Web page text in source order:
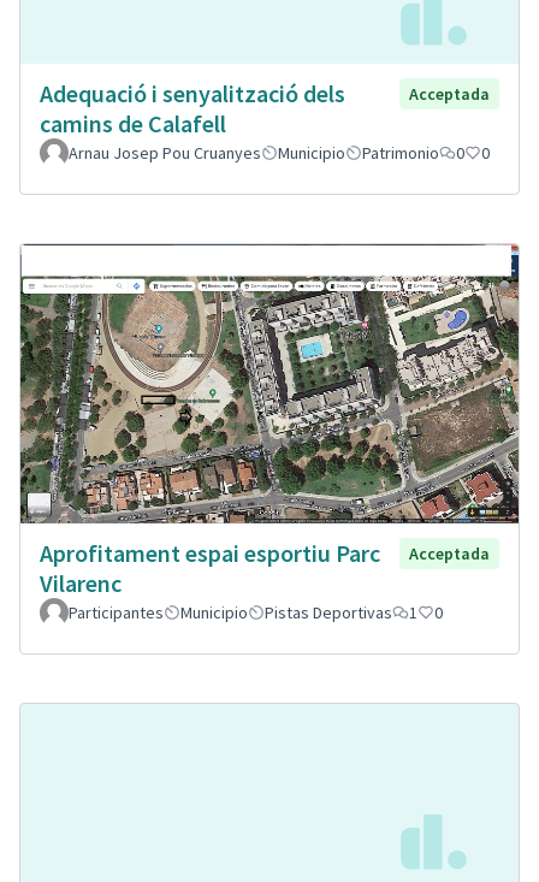
Adequació i senyalització dels
camins de Calafell
Acceptada
Arnau Josep Pou Cruanyes Municipio Patrimonio 0 0
Aprofitament espai esportiu Parc
Vilarenc
Acceptada
Participantes Municipio Pistas Deportivas 1 0